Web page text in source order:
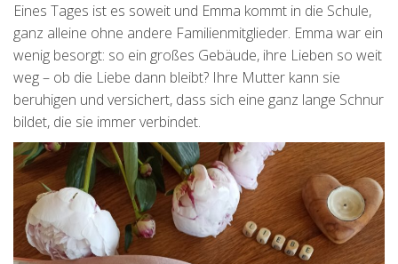
Eines Tages ist es soweit und Emma kommt in die Schule,
ganz alleine ohne andere Familienmitglieder. Emma war ein
wenig besorgt: so ein großes Gebäude, ihre Lieben so weit
weg – ob die Liebe dann bleibt? Ihre Mutter kann sie
beruhigen und versichert, dass sich eine ganz lange Schnur
bildet, die sie immer verbindet.